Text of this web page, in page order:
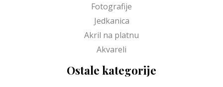
Fotografije
Jedkanica
Akril na platnu
Akvareli
Ostale kategorije